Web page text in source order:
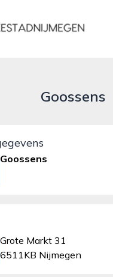
Goossens
Goossens
Grote Markt 31
6511KB Nijmegen